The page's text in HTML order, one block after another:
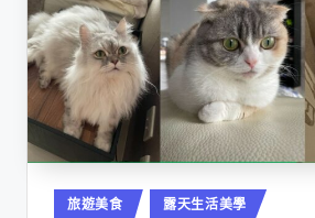
Posted
旅遊美食 露天生活美學